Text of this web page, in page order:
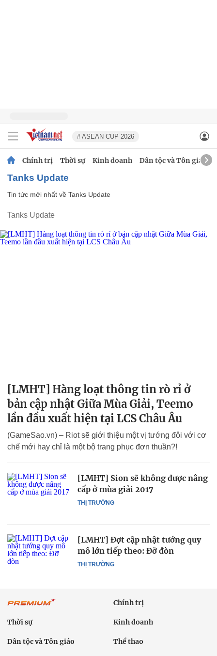
# ASEAN CUP 2026
Chính trị Thời sự Kinh doanh Dân tộc và Tôn giáo
Tanks Update
Tin tức mới nhất về Tanks Update
Tanks Update
[LMHT] Hàng loạt thông tin rò rỉ ở
bản cập nhật Giữa Mùa Giải, Teemo
lần đầu xuất hiện tại LCS Châu Âu
(GameSao.vn) – Riot sẽ giới thiệu một vị tướng đôi với cơ
chế mới hay chỉ là một bộ trang phục đơn thuần?!
THỊ TRƯỜNG
[LMHT] Sion sẽ không được nâng
cấp ở mùa giải 2017
THỊ TRƯỜNG
[LMHT] Đợt cập nhật tướng quy
mô lớn tiếp theo: Đỡ đòn
Chính trị
Thời sự Kinh doanh
Dân tộc và Tôn giáo Thể thao